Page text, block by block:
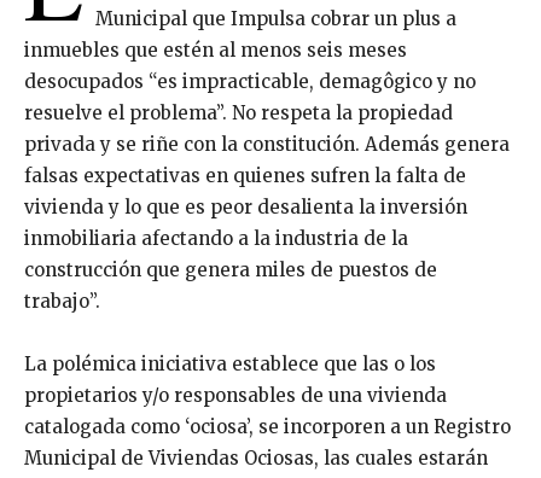
Municipal que Impulsa cobrar un plus a
inmuebles que estén al menos seis meses
desocupados “es impracticable, demagôgico y no
resuelve el problema”. No respeta la propiedad
privada y se riñe con la constitución. Además genera
falsas expectativas en quienes sufren la falta de
vivienda y lo que es peor desalienta la inversión
inmobiliaria afectando a la industria de la
construcción que genera miles de puestos de
trabajo”.
La polémica iniciativa establece que las o los
propietarios y/o responsables de una vivienda
catalogada como ‘ociosa’, se incorporen a un Registro
Municipal de Viviendas Ociosas, las cuales estarán